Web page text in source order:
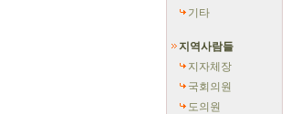
기타
지역사람들
지자체장
국회의원
도의원